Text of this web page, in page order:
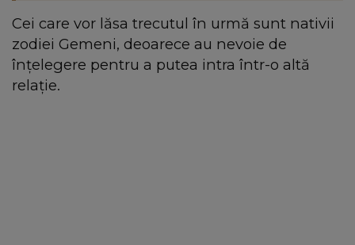
Cei care vor lăsa trecutul în urmă sunt nativii
zodiei Gemeni, deoarece au nevoie de
înțelegere pentru a putea intra într-o altă
relație.